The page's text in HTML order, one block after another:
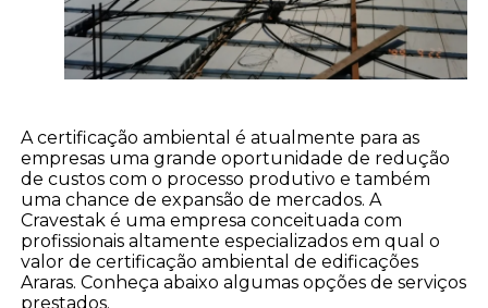
A certificação ambiental é atualmente para as
empresas uma grande oportunidade de redução
de custos com o processo produtivo e também
uma chance de expansão de mercados. A
Cravestak é uma empresa conceituada com
profissionais altamente especializados em qual o
valor de certificação ambiental de edificações
Araras. Conheça abaixo algumas opções de serviços
prestados.